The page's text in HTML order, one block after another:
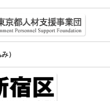
）